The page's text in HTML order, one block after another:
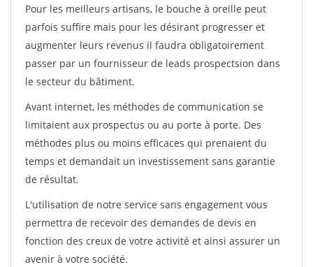
Pour les meilleurs artisans, le bouche à oreille peut
parfois suffire mais pour les désirant progresser et
augmenter leurs revenus il faudra obligatoirement
passer par un fournisseur de leads prospectsion dans
le secteur du bâtiment.
Avant internet, les méthodes de communication se
limitaient aux prospectus ou au porte à porte. Des
méthodes plus ou moins efficaces qui prenaient du
temps et demandait un investissement sans garantie
de résultat.
L'utilisation de notre service sans engagement vous
permettra de recevoir des demandes de devis en
fonction des creux de votre activité et ainsi assurer un
avenir à votre société.